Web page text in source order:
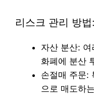
리스크 관리 방법:
자산 분산:
화폐에 분산
손절매 주문:
으로 매도하